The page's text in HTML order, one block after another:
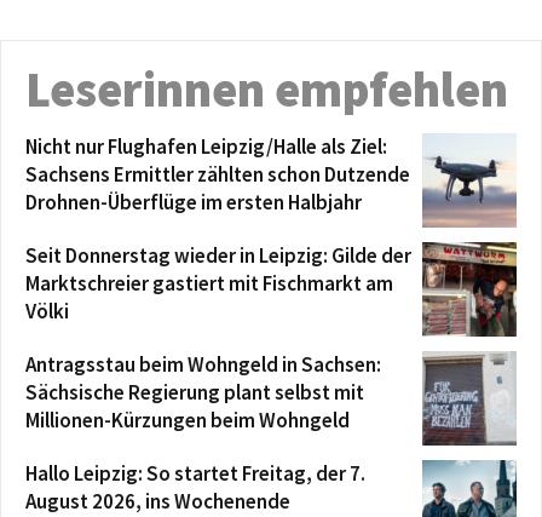
Leserinnen empfehlen
Nicht nur Flughafen Leipzig/Halle als Ziel:
Sachsens Ermittler zählten schon Dutzende
Drohnen-Überflüge im ersten Halbjahr
Seit Donnerstag wieder in Leipzig: Gilde der
Marktschreier gastiert mit Fischmarkt am
Völki
Antragsstau beim Wohngeld in Sachsen:
Sächsische Regierung plant selbst mit
Millionen-Kürzungen beim Wohngeld
Hallo Leipzig: So startet Freitag, der 7.
August 2026, ins Wochenende